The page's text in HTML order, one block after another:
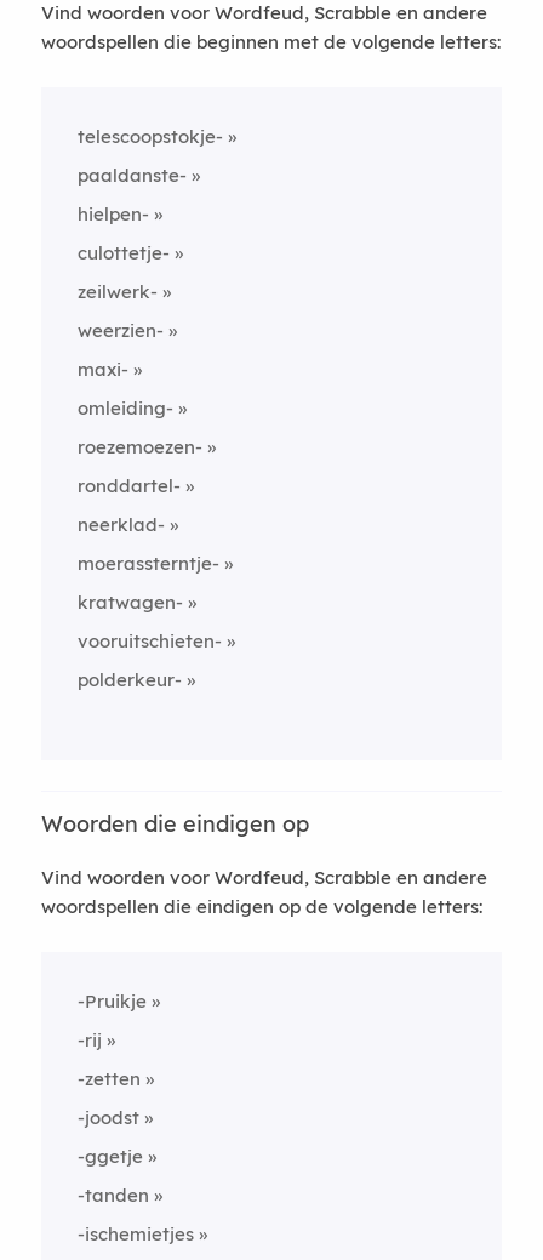
Vind woorden voor Wordfeud, Scrabble en andere
woordspellen die beginnen met de volgende letters:
telescoopstokje-
paaldanste-
hielpen-
culottetje-
zeilwerk-
weerzien-
maxi-
omleiding-
roezemoezen-
ronddartel-
neerklad-
moerassterntje-
kratwagen-
vooruitschieten-
polderkeur-
Woorden die eindigen op
Vind woorden voor Wordfeud, Scrabble en andere
woordspellen die eindigen op de volgende letters:
-Pruikje
-rij
-zetten
-joodst
-ggetje
-tanden
-ischemietjes